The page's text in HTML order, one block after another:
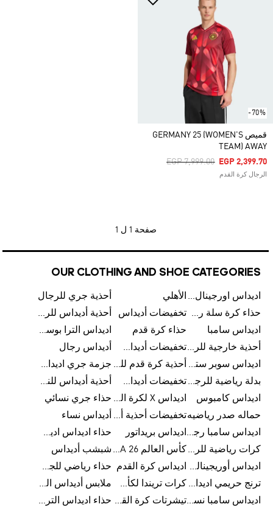
-70%
قميص GERMANY 25 (WOMEN'S
TEAM) AWAY
Price Reduced From
EGP 7,999.00ToEGP 2,399.70
الرجال كرة القدم
صفحة 1 ل 1
OUR CLOTHING AND SHOE CATEGORIES
اديداس اورجينال رجالي الأهلي
أحذية جري للرجال
حذاء كرة سلة رجالي تخفيضات أديداس
أحذية أديداس للرجال
اديداس سامبا
حذاء كرة قدم
اديداس الترا بوست للرجال
أحذية خارجية للرجال
تخفيضات أديداس للرجال
أديداس رجال
اديداس سوبر ستار رجالي
أحذية كرة قدم للرجال
جزمة جري اديداس
بدلة رياضية للرجال
تخفيضات أديداس للنساء
أحذية أديداس للنساء
اديداس كامبوس
اديداس X لكرة القدم حذاء جري نسائي
حماله صدر رياضيه
تخفيضات أحذية أديداس للرجال أديداس نساء
اديداس سامبا رجالي اديداس بريداتور
حذاء اديداس اديستار للرجال
كرات رياضية للرجال
كأس العالم FIFA 26™ شبشب أديداس
اديداس أوريجينالز للنساء
اديداس كرة القدم
حذاء رياضي للجري
ترنج حريمي اديداس
كرات تريندا لكأس العالم FIFA 26™
ملابس أديداس الرياضية
اديداس سامبا نسائي
تيشرتات كرة القدم
حذاء اديداس الترا بوست 22